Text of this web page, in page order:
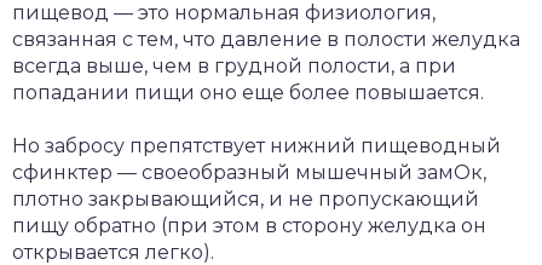
пищевод — это нормальная физиология,
связанная с тем, что давление в полости желудка
всегда выше, чем в грудной полости, а при
попадании пищи оно еще более повышается.
Но забросу препятствует нижний пищеводный
сфинктер — своеобразный мышечный замОк,
плотно закрывающийся, и не пропускающий
пищу обратно (при этом в сторону желудка он
открывается легко).